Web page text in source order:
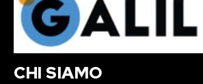
CHI SIAMO